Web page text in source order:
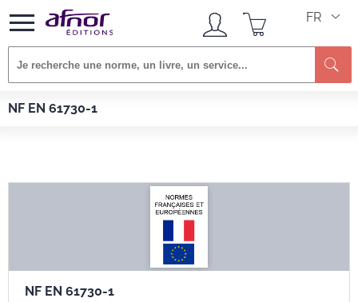
FR
NF EN 61730-1
Afnor EDITIONS Normes
NF EN 61730-1